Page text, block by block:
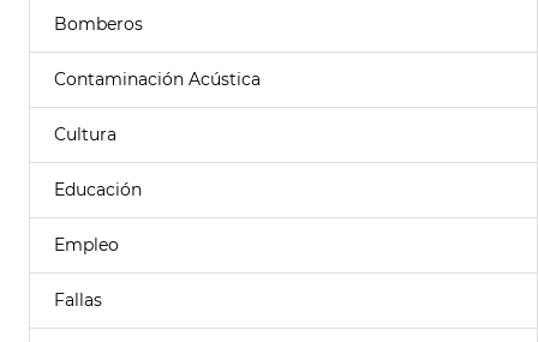
Bomberos
Contaminación Acústica
Cultura
Educación
Empleo
Fallas